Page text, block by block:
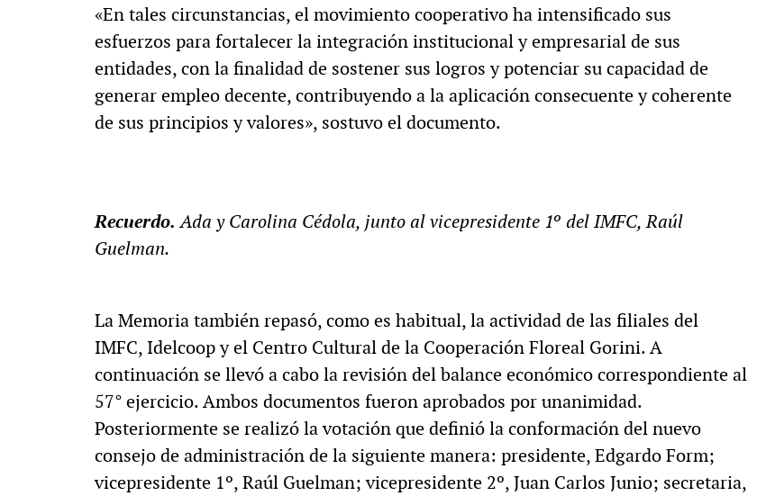
«En tales circunstancias, el movimiento cooperativo ha intensificado sus
esfuerzos para fortalecer la integración institucional y empresarial de sus
entidades, con la finalidad de sostener sus logros y potenciar su capacidad de
generar empleo decente, contribuyendo a la aplicación consecuente y coherente
de sus principios y valores», sostuvo el documento.
Recuerdo. Ada y Carolina Cédola, junto al vicepresidente 1º del IMFC, Raúl
Guelman.
La Memoria también repasó, como es habitual, la actividad de las filiales del
IMFC, Idelcoop y el Centro Cultural de la Cooperación Floreal Gorini. A
continuación se llevó a cabo la revisión del balance económico correspondiente al
57° ejercicio. Ambos documentos fueron aprobados por unanimidad.
Posteriormente se realizó la votación que definió la conformación del nuevo
consejo de administración de la siguiente manera: presidente, Edgardo Form;
vicepresidente 1º, Raúl Guelman; vicepresidente 2º, Juan Carlos Junio; secretaria,